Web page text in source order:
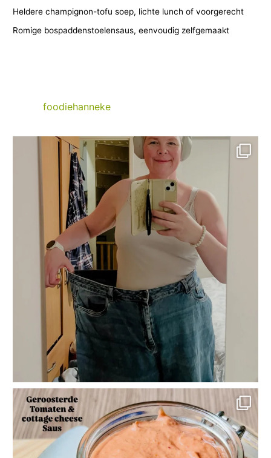
ë
Heldere champignon-tofu soep, lichte lunch of voorgerecht
Romige bospaddenstoelensaus, eenvoudig zelfgemaakt
foodiehanneke